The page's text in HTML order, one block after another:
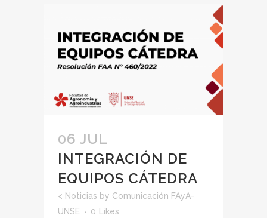
06 JUL
INTEGRACIÓN DE
EQUIPOS CÁTEDRA
< Noticias by Comunicación FAyA-
UNSE
0 Likes